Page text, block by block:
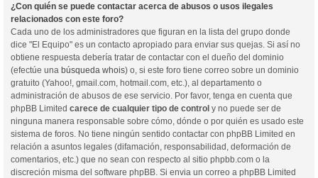
¿Con quién se puede contactar acerca de abusos o usos ilegales
relacionados con este foro?
Cada uno de los administradores que figuran en la lista del grupo donde
dice "El Equipo" es un contacto apropiado para enviar sus quejas. Si así no
obtiene respuesta debería tratar de contactar con el dueño del dominio
(efectúe una búsqueda whois) o, si este foro tiene correo sobre un dominio
gratuito (Yahoo!, gmail.com, hotmail.com, etc.), al departamento o
administración de abusos de ese servicio. Por favor, tenga en cuenta que
phpBB Limited carece de cualquier tipo de control y no puede ser de
ninguna manera responsable sobre cómo, dónde o por quién es usado este
sistema de foros. No tiene ningún sentido contactar con phpBB Limited en
relación a asuntos legales (difamación, responsabilidad, deformación de
comentarios, etc.) que no sean con respecto al sitio phpbb.com o la
discreción misma del software phpBB. Si envia un correo a phpBB Limited